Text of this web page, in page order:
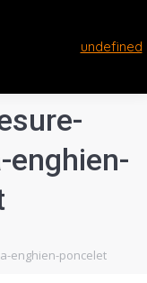
undefined
enghien-
enghien-poncelet